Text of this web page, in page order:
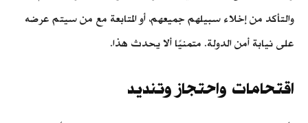
والتأكد من إخلاء سبيلهم جميعهم، أو المتابعة مع من سيتم عرضه
على نيابة أمن الدولة. متمنيًا ألا يحدث هذا.
اقتحامات واحتجاز وتنديد